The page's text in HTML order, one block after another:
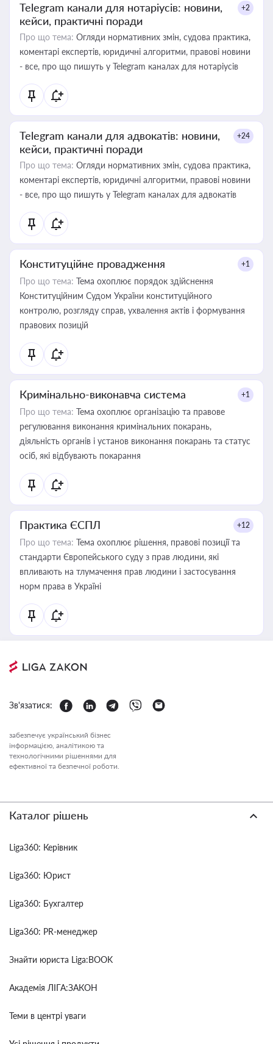
Telegram канали для нотаріусів: новини,
кейси, практичні поради
+2
Про що тема: Огляди нормативних змін, судова практика,
коментарі експертів, юридичні алгоритми, правові новини
- все, про що пишуть у Telegram каналах для нотаріусів
Telegram канали для адвокатів: новини,
кейси, практичні поради
+24
Про що тема: Огляди нормативних змін, судова практика,
коментарі експертів, юридичні алгоритми, правові новини
- все, про що пишуть у Telegram каналах для адвокатів
Конституційне провадження +1
Про що тема: Тема охоплює порядок здійснення
Конституційним Судом України конституційного
контролю, розгляду справ, ухвалення актів і формування
правових позицій
Кримінально-виконавча система +1
Про що тема: Тема охоплює організацію та правове
регулювання виконання кримінальних покарань,
діяльність органів і установ виконання покарань та статус
осіб, які відбувають покарання
Практика ЄСПЛ +12
Про що тема: Тема охоплює рішення, правові позиції та
стандарти Європейського суду з прав людини, які
впливають на тлумачення прав людини і застосування
норм права в Україні
Зв'язатися:
забезпечує український бізнес
інформацією, аналітикою та
технологічними рішеннями для
ефективної та безпечної роботи.
Каталог рішень
Liga360: Керівник
Liga360: Юрист
Liga360: Бухгалтер
Liga360: PR-менеджер
Знайти юриста Liga:BOOK
Академія ЛІГА:ЗАКОН
Теми в центрі уваги